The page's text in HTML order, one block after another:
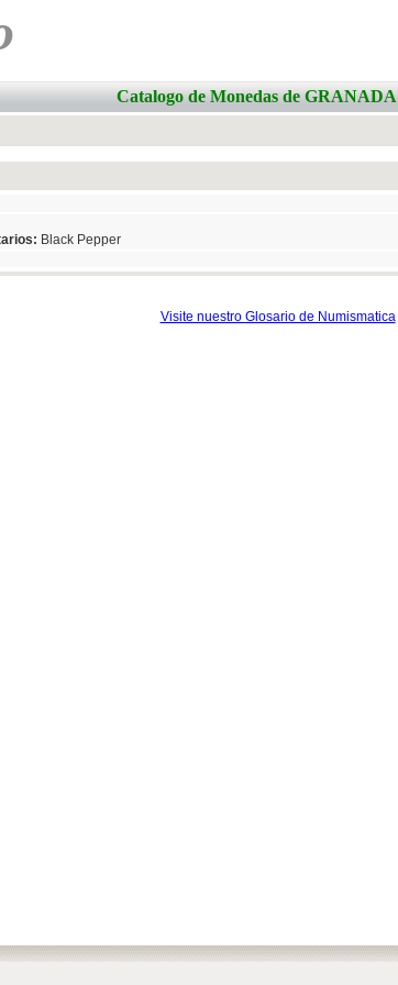
Catalogo de Monedas de GRANADA
Black Pepper
Visite nuestro Glosario de Numismatica